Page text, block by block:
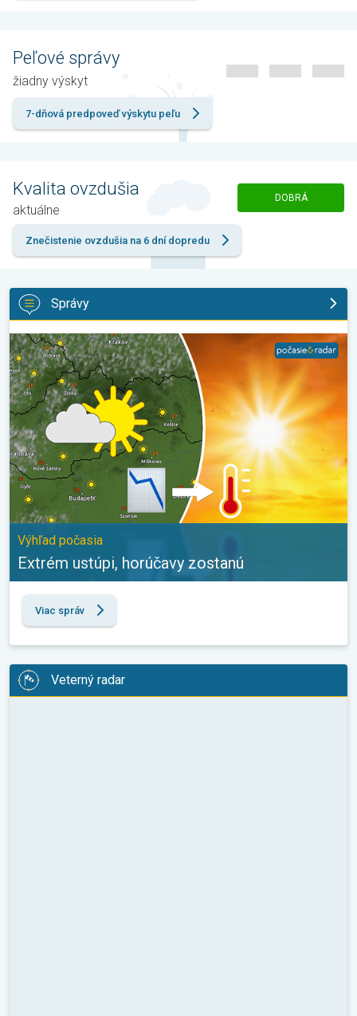
Peľové správy
žiadny výskyt
7-dňová predpoveď výskytu peľu
Kvalita ovzdušia
aktuálne
DOBRÁ
Znečistenie ovzdušia na 6 dní dopredu
Správy
Extrém ustúpi, horúčavy zostanú. Výhľad počasia. . .
Výhľad počasia
Extrém ustúpi, horúčavy zostanú
Viac správ
Veterný radar